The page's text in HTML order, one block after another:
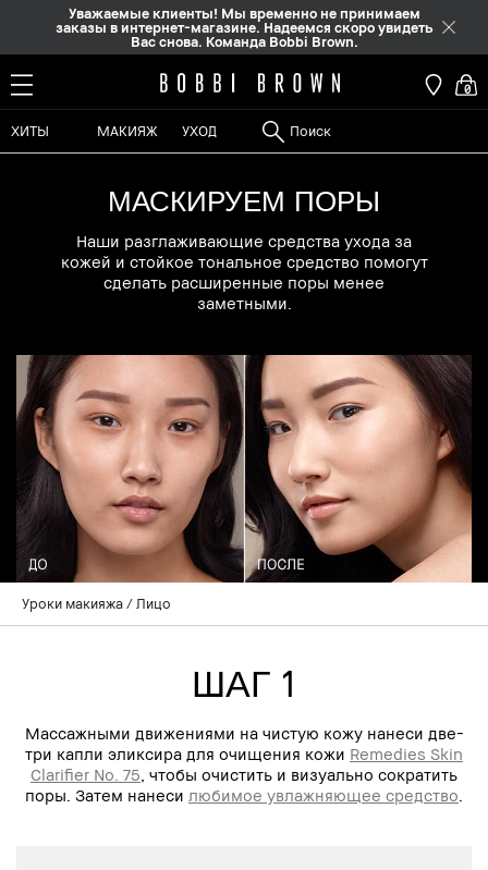
Уважаемые клиенты! Мы временно не принимаем
заказы в интернет-магазине. Надеемся скоро увидеть
Вас снова. Команда Bobbi Brown.
0
ХИТЫ МАКИЯЖ УХОД
МАСКИРУЕМ ПОРЫ
Наши разглаживающие средства ухода за
кожей и стойкое тональное средство помогут
сделать расширенные поры менее
заметными.
Уроки макияжа Лицо
ШАГ 1
Массажными движениями на чистую кожу нанеси две-
три капли эликсира для очищения кожи Remedies Skin
Clarifier No. 75 , чтобы очистить и визуально сократить
поры. Затем нанеси любимое увлажняющее средство